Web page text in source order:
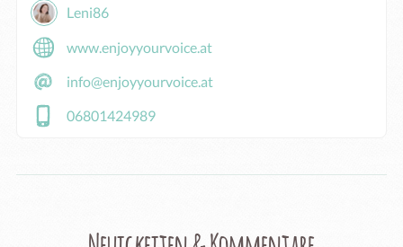
Leni86
www.enjoyyourvoice.at
info@enjoyyourvoice.at
06801424989